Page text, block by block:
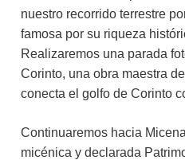
nuestro recorrido terrestre
famosa por su riqueza
Realizaremos una parada
Corinto, una obra maestra
conecta el golfo de Corinto
Continuaremos hacia
micénica y declarada